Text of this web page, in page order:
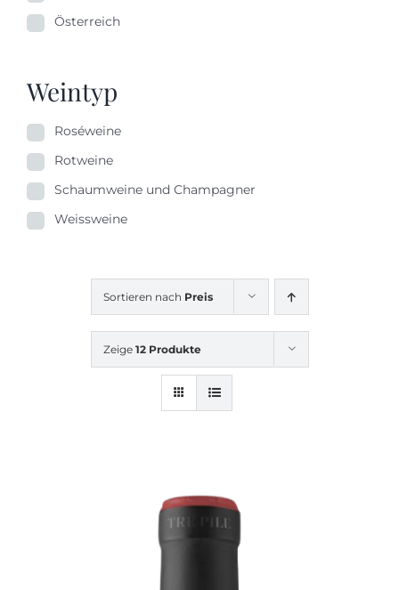
Sortieren nach Preis
Zeige 12 Produkte
Österreich
Weintyp
Roséweine
Rotweine
Schaumweine und Champagner
Weissweine